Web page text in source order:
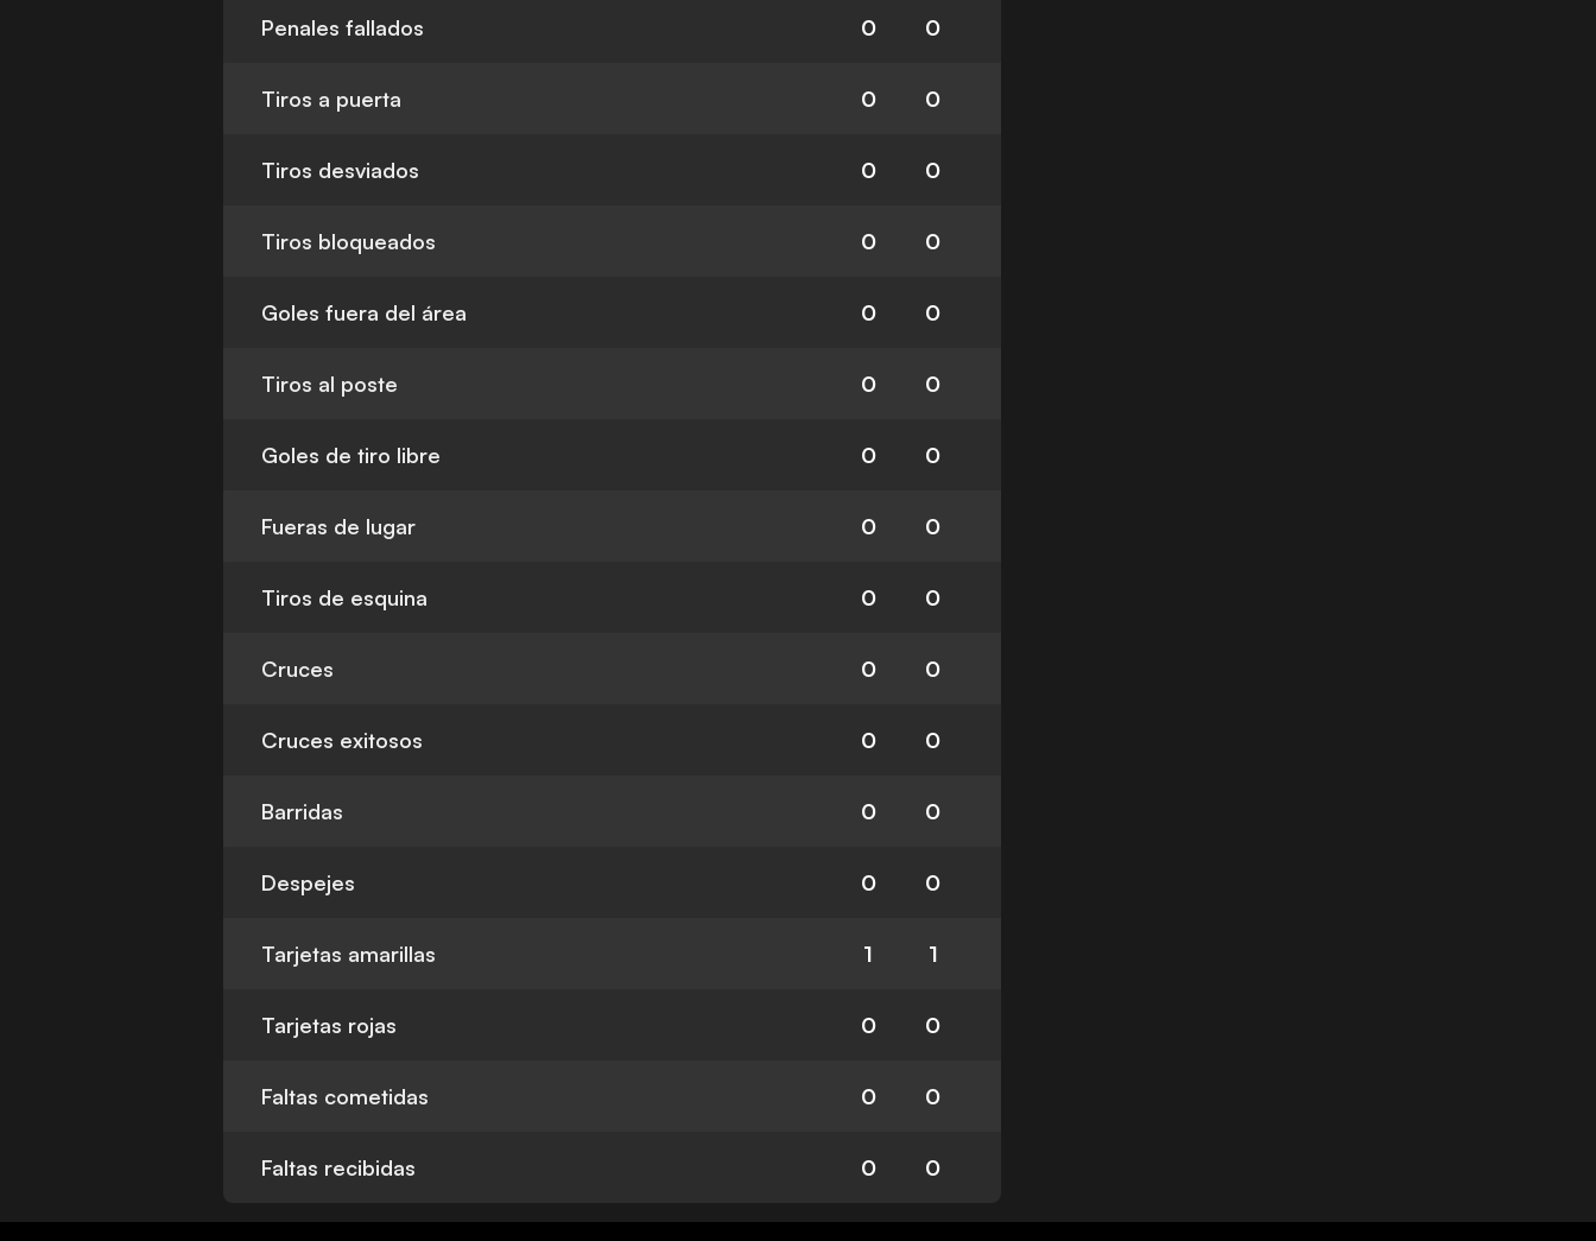
Penales fallados 0 0
Tiros a puerta 0 0
Tiros desviados 0 0
Tiros bloqueados 0 0
Goles fuera del área 0 0
Tiros al poste 0 0
Goles de tiro libre 0 0
Fueras de lugar 0 0
Tiros de esquina 0 0
Cruces 0 0
Cruces exitosos 0 0
Barridas 0 0
Despejes 0 0
Tarjetas amarillas 1 1
Tarjetas rojas 0 0
Faltas cometidas 0 0
Faltas recibidas 0 0